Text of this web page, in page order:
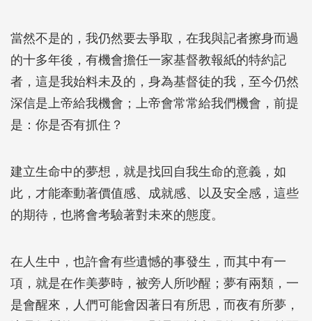
當然不是的，我仍然要去爭取，在我與記者擦身而過
的十多年後，有機會擔任一家基督教報紙的特約記
者，這是我始料未及的，身為基督徒的我，至今仍然
深信是上帝給我機會；上帝會常常給我們機會，前提
是：你是否有抓住？
建立生命中的夢想，就是找回自我生命的意義，如
此，才能牽動著價值感、成就感、以及安全感，這些
的期待，也將會考驗著對未來的態度。
在人生中，也許會有些遺憾的事發生，而其中有一
項，就是在作美夢時，被旁人所吵醒；夢有兩類，一
是會醒來，人們可能會因著日有所思，而夜有所夢，